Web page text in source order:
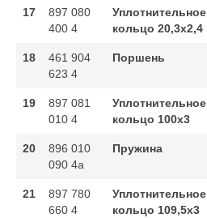
17
897 080
400 4
Уплотнительное
кольцо 20,3x2,4
18
461 904
623 4
Поршень
19
897 081
010 4
Уплотнительное
кольцо 100x3
20
896 010
090 4a
Пружина
21
897 780
660 4
Уплотнительное
кольцо 109,5x3